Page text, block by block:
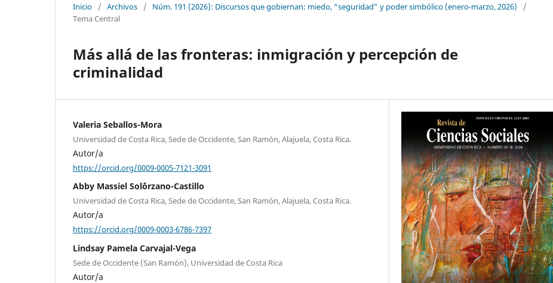
Inicio / Archivos / Núm. 191 (2026): Discursos que gobiernan: miedo, “seguridad” y poder simbólico (enero-marzo, 2026)
/
Tema Central
Más allá de las fronteras: inmigración y percepción de
criminalidad
Valeria Seballos-Mora
Universidad de Costa Rica, Sede de Occidente, San Ramón, Alajuela, Costa Rica.
Autor/a
https://orcid.org/0009-0005-7121-3091
Abby Massiel Sol´´´órzano-Castillo
Universidad de Costa Rica, Sede de Occidente, San Ramón, Alajuela, Costa Rica.
Autor/a
https://orcid.org/0009-0003-6786-7397
Lindsay Pamela Carvajal-Vega
Sede de Occidente (San Ramón), Universidad de Costa Rica
Autor/a